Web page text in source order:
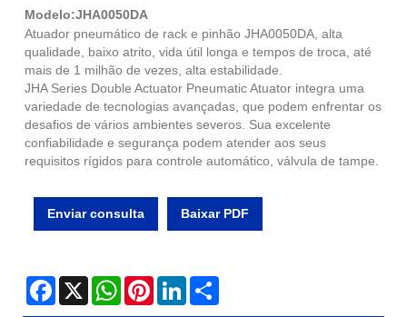
Modelo:JHA0050DA
Atuador pneumático de rack e pinhão JHA0050DA, alta
qualidade, baixo atrito, vida útil longa e tempos de troca, até
mais de 1 milhão de vezes, alta estabilidade.
JHA Series Double Actuator Pneumatic Atuator integra uma
variedade de tecnologias avançadas, que podem enfrentar os
desafios de vários ambientes severos. Sua excelente
confiabilidade e segurança podem atender aos seus
requisitos rígidos para controle automático, válvula de tampe.
Enviar consulta Baixar PDF
Facebook
X WhatsAppPinterestLinkedIn